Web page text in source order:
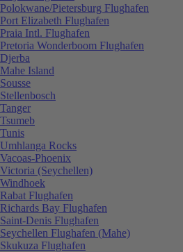
Polokwane/Pietersburg Flughafen
Port Elizabeth Flughafen
Praia Intl. Flughafen
Pretoria Wonderboom Flughafen
Djerba
Mahe Island
Sousse
Stellenbosch
Tanger
Tsumeb
Tunis
Umhlanga Rocks
Vacoas-Phoenix
Victoria (Seychellen)
Windhoek
Rabat Flughafen
Richards Bay Flughafen
Saint-Denis Flughafen
Seychellen Flughafen (Mahe)
Skukuza Flughafen